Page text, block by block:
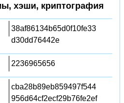
хэши, криптография
38af86134b65d0f10fe33
d30dd76442e
2236965656
cba28b89eb859497f544
956d64cf2ecf29b76fe2ef